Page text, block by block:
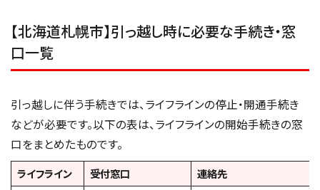
【北海道札幌市】引っ越し時に必要な手続き・窓
口一覧
引っ越しに伴う手続きでは、ライフラインの停止・開通手続き
などが必要です。以下の表は、ライフラインの開始手続きの窓
口をまとめたものです。
ライフライン 受付窓口 連絡先